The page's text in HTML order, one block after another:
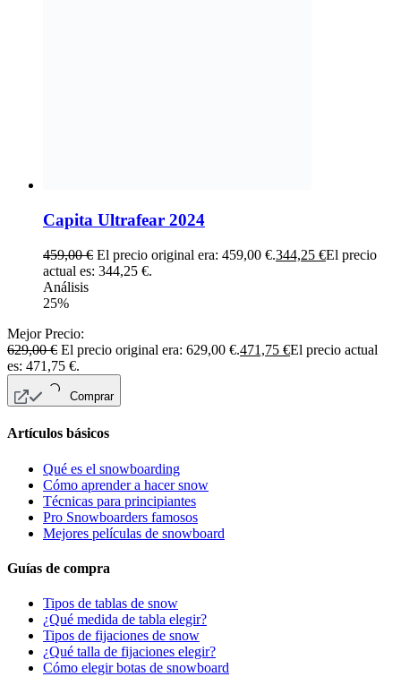
Capita Ultrafear 2024
459,00€ El precio original era: 459,00 €.344,25 €El precio
actual es: 344,25 €.
Análisis
25%
Mejor Precio:
629,00€ El precio original era: 629,00 €.471,75 €El precio actual
es: 471,75 €.
Comprar
Artículos básicos
Qué es el snowboarding
Cómo aprender a hacer snow
Técnicas para principiantes
Pro Snowboarders famosos
Mejores películas de snowboard
Guías de compra
Tipos de tablas de snow
¿Qué medida de tabla elegir?
Tipos de fijaciones de snow
¿Qué talla de fijaciones elegir?
Cómo elegir botas de snowboard